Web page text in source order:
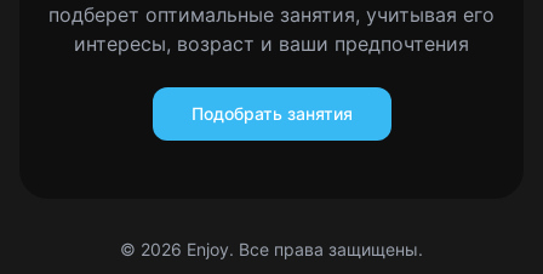
подберет оптимальные занятия, учитывая его
интересы, возраст и ваши предпочтения
Подобрать занятия
© 2026 Enjoy. Все права защищены.